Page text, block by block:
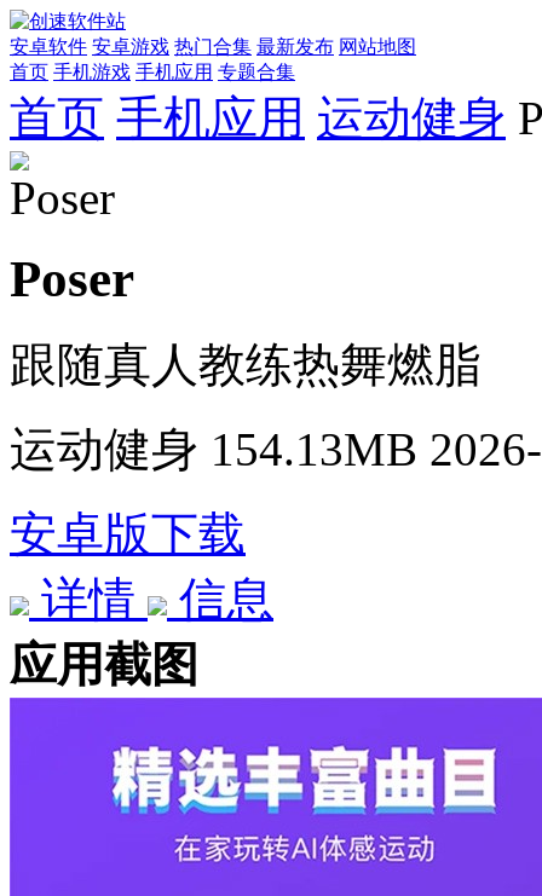
安卓软件 安卓游戏 热门合集 最新发布 网站地图
首页 手机游戏 手机应用 专题合集
首页 手机应用 运动健身
Poser
跟随真人教练热舞燃脂
运动健身 154.13MB
安卓版下载
详情
信息
应用截图